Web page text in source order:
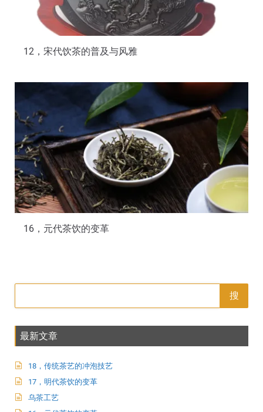
12，宋代饮茶的普及与风雅
16，元代茶饮的变革
搜
最新文章
18，传统茶艺的冲泡技艺
17，明代茶饮的变革
乌茶工艺